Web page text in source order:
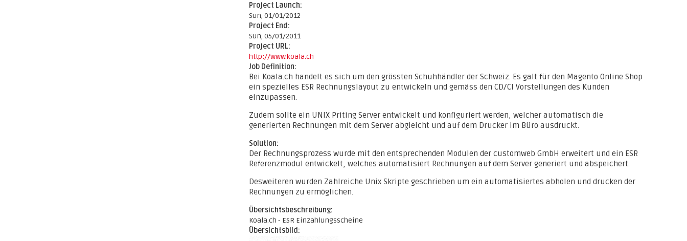
Project Launch:
Sun, 01/01/2012
Project End:
Sun, 05/01/2011
Project URL:
http://www.koala.ch
Job Definition:
Bei Koala.ch handelt es sich um den grössten Schuhhändler der Schweiz. Es galt für den Magento Online Shop
ein spezielles ESR Rechnungslayout zu entwickeln und gemäss den CD/CI Vorstellungen des Kunden
einzupassen.
Zudem sollte ein UNIX Priting Server entwickelt und konfiguriert werden, welcher automatisch die
generierten Rechnungen mit dem Server abgleicht und auf dem Drucker im Büro ausdruckt.
Solution:
Der Rechnungsprozess wurde mit den entsprechenden Modulen der customweb GmbH erweitert und ein ESR
Referenzmodul entwickelt, welches automatisiert Rechnungen auf dem Server generiert und abspeichert.
Desweiteren wurden Zahlreiche Unix Skripte geschrieben um ein automatisiertes abholen und drucken der
Rechnungen zu ermöglichen.
Übersichtsbeschreibung:
Koala.ch - ESR Einzahlungsscheine
Übersichtsbild: